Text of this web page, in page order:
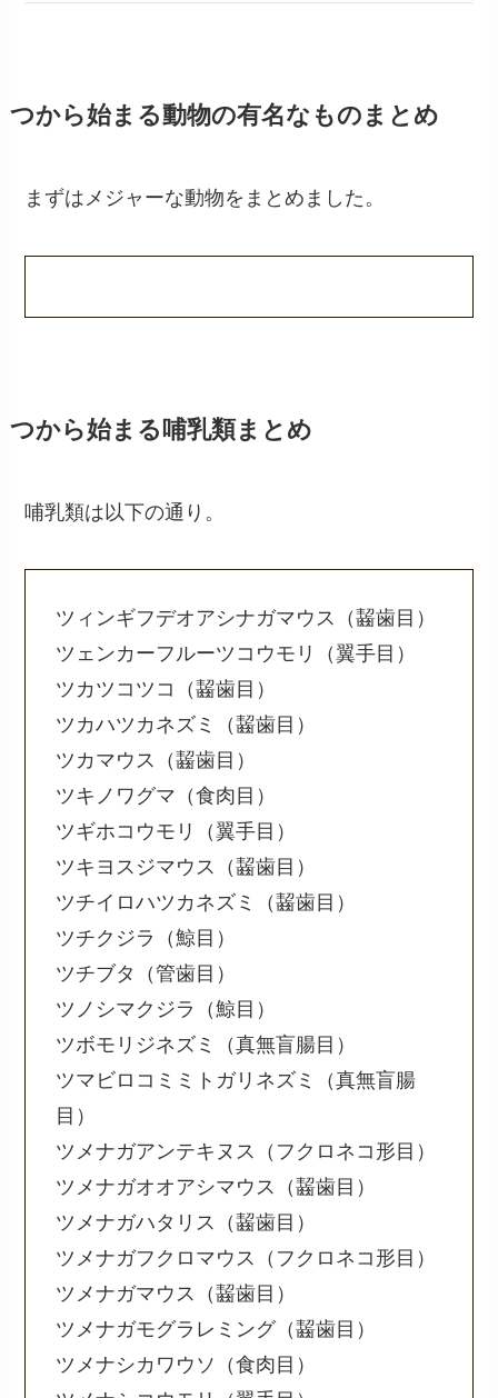
つから始まる動物の有名なものまとめ
まずはメジャーな動物をまとめました。
つから始まる哺乳類まとめ
哺乳類は以下の通り。
ツィンギフデオアシナガマウス（齧歯目）
ツェンカーフルーツコウモリ（翼手目）
ツカツコツコ（齧歯目）
ツカハツカネズミ（齧歯目）
ツカマウス（齧歯目）
ツキノワグマ（食肉目）
ツギホコウモリ（翼手目）
ツキヨスジマウス（齧歯目）
ツチイロハツカネズミ（齧歯目）
ツチクジラ（鯨目）
ツチブタ（管歯目）
ツノシマクジラ（鯨目）
ツボモリジネズミ（真無盲腸目）
ツマビロコミミトガリネズミ（真無盲腸
目）
ツメナガアンテキヌス（フクロネコ形目）
ツメナガオオアシマウス（齧歯目）
ツメナガハタリス（齧歯目）
ツメナガフクロマウス（フクロネコ形目）
ツメナガマウス（齧歯目）
ツメナガモグラレミング（齧歯目）
ツメナシカワウソ（食肉目）